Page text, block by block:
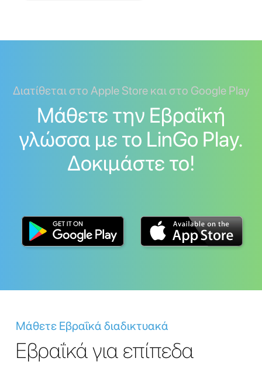
Διατίθεται στο Apple Store και στο Google Play
Μάθετε την Εβραΐκή
γλώσσα με το LinGo Play.
Δοκιμάστε το!
Μάθετε Εβραΐκά διαδικτυακά
Εβραΐκά για επίπεδα